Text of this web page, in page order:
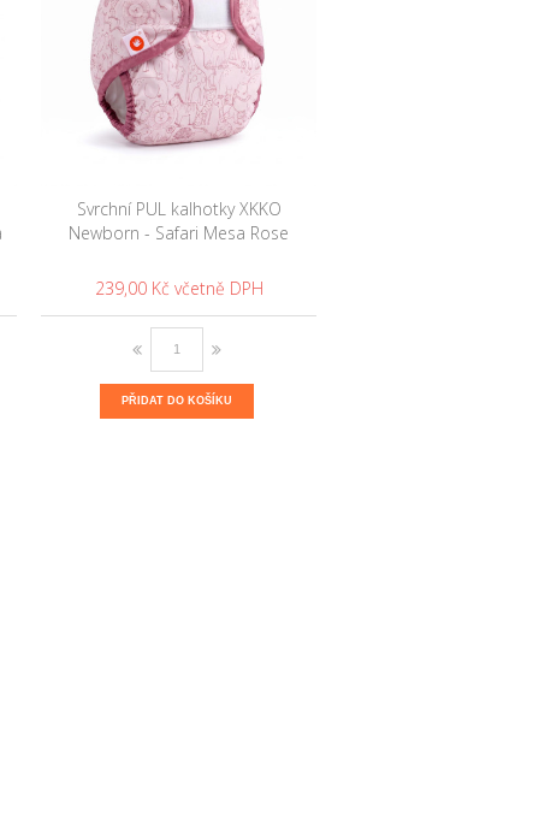
Svrchní PUL kalhotky XKKO
Newborn - Safari Mesa Rose
239,00 Kč
PŘIDAT DO KOŠÍKU